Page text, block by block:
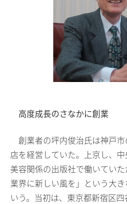
高度成長のさなかに創業
創業者の坪内俊治氏は神戸
店を経営していた。上京し、
美容関係の出版社で働いてい
業界に新しい風を」という大
いう。当初は、東京都新宿区